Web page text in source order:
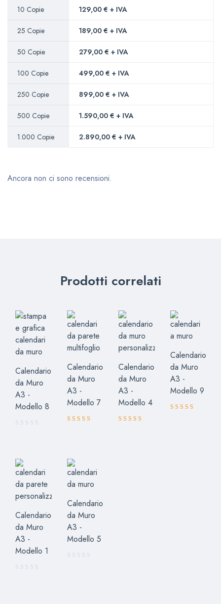
10 Copie 129,00 € + IVA
25 Copie 189,00 € + IVA
50 Copie 279,00 € + IVA
100 Copie 499,00 € + IVA
250 Copie 899,00 € + IVA
500 Copie 1.590,00 € + IVA
1.000 Copie 2.890,00 € + IVA
Ancora non ci sono recensioni.
Prodotti correlati
Calendario
da Muro
A3 -
Modello 8
Calendario
da Muro
A3 -
Modello 7
Calendario
da Muro
A3 -
Modello 4
Calendario
da Muro
A3 -
Modello 9
Calendario
da Muro
A3 -
Modello 1
Calendario
da Muro
A3 -
Modello 5